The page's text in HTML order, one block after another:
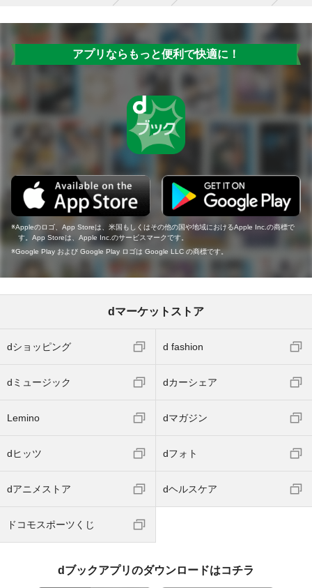
アプリならもっと便利で快適に！
Appleのロゴ、App Storeは、米国もしくはその他の国や地域におけるApple Inc.の商標で
す。App Storeは、Apple Inc.のサービスマークです。
Google Play および Google Play ロゴは Google LLC の商標です。
dマーケットストア
dショッピング d fashion
dミュージック dカーシェア
Lemino dマガジン
dヒッツ dフォト
dアニメストア dヘルスケア
ドコモスポーツくじ
dブックアプリのダウンロードはコチラ